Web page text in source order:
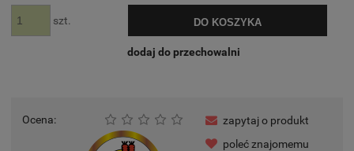
szt. DO KOSZYKA
dodaj do przechowalni
Ocena:
zapytaj o produkt
poleć znajomemu